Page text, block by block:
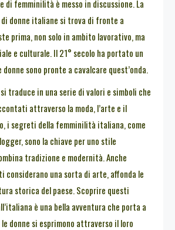
di femminilità è messo in discussione. La
di donne italiane si trova di fronte a
prima, non solo in ambito lavorativo, ma
e culturale. Il 21° secolo ha portato un
sono pronte a cavalcare quest’onda.
traduce in una serie di valori e simboli che
attraverso la moda, l’arte e il
i segreti della femminilità italiana, come
sono la chiave per uno stile
tradizione e modernità. Anche
considerano una sorta di arte, affonda le
storica del paese. Scoprire questi
è una bella avventura che porta a
donne si esprimono attraverso il loro